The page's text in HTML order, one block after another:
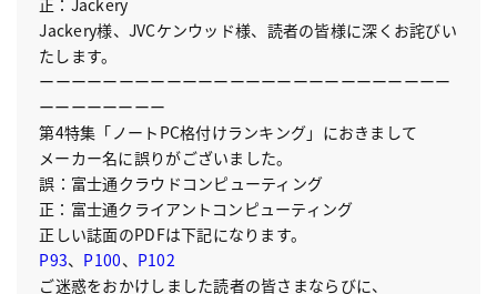
正：Jackery
Jackery様、JVCケンウッド様、読者の皆様に深くお詫びい
たします。
ーーーーーーーーーーーーーーーーーーーーーーーーーー
ーーーーーーーー
第4特集「ノートPC格付けランキング」におきまして
メーカー名に誤りがございました。
誤：富士通クラウドコンピューティング
正：富士通クライアントコンピューティング
正しい誌面のPDFは下記になります。
P93、 P100、 P102
ご迷惑をおかけしました読者の皆さまならびに、